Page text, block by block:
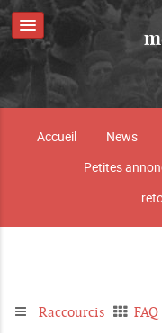
Accueil News
Petites
Raccourcis FAQ